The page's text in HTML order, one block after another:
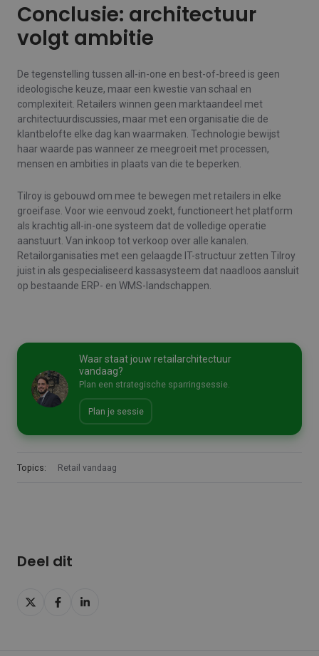
Conclusie: architectuur
volgt ambitie
De tegenstelling tussen all-in-one en best-of-breed is geen
ideologische keuze, maar een kwestie van schaal en
complexiteit. Retailers winnen geen marktaandeel met
architectuurdiscussies, maar met een organisatie die de
klantbelofte elke dag kan waarmaken. Technologie bewijst
haar waarde pas wanneer ze meegroeit met processen,
mensen en ambities in plaats van die te beperken.
Tilroy is gebouwd om mee te bewegen met retailers in elke
groeifase. Voor wie eenvoud zoekt, functioneert het platform
als krachtig all-in-one systeem dat de volledige operatie
aanstuurt. Van inkoop tot verkoop over alle kanalen.
Retailorganisaties met een gelaagde IT-structuur zetten Tilroy
juist in als gespecialiseerd kassasysteem dat naadloos aansluit
op bestaande ERP- en WMS-landschappen.
Waar staat jouw retailarchitectuur
vandaag?
Plan een strategische sparringsessie.
Plan je sessie
Topics: Retail vandaag
Deel dit
Deel
op
Deel
Deel
op